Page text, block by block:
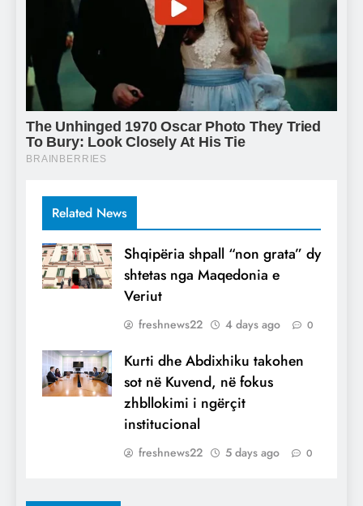
Related News
Shqipëria shpall “non grata” dy
shtetas nga Maqedonia e
Veriut
freshnews22 4 days ago 0
Kurti dhe Abdixhiku takohen
sot në Kuvend, në fokus
zhbllokimi i ngërçit
institucional
freshnews22 5 days ago 0